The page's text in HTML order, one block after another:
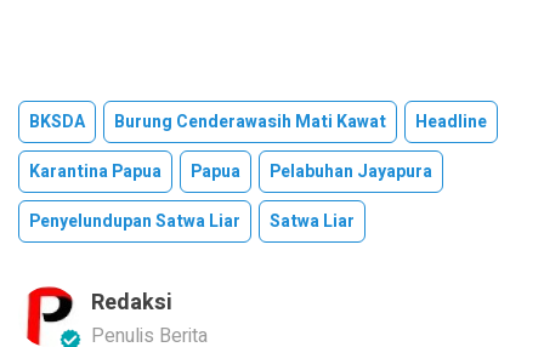
BKSDA Burung Cenderawasih Mati Kawat
Headline
Karantina Papua
Papua
Pelabuhan Jayapura
Penyelundupan Satwa Liar
Satwa Liar
Redaksi
Penulis Berita